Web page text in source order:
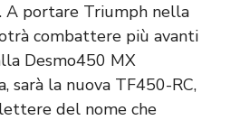
A portare Triumph nella
combattere più avanti
Desmo450 MX
sarà la nuova TF450-RC,
del nome che